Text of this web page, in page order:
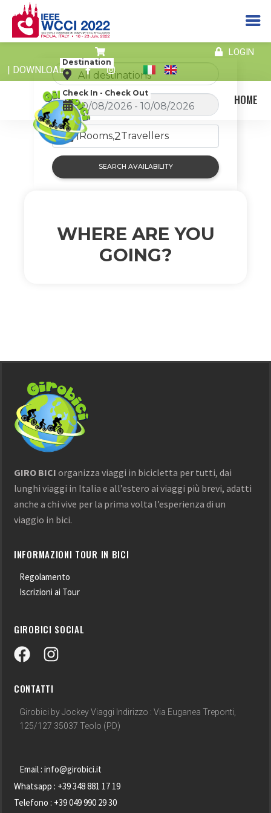
to
content
LOGIN
| DOWNLOAD
HOME
Destination
Check In - Check Out
1Rooms,2Travellers
SEARCH AVAILABILITY
WHERE ARE YOU
GOING?
GIRO BICI organizza viaggi in bicicletta per tutti, dai
lunghi viaggi in Italia e all’estero ai viaggi più brevi, adatti
anche a chi vive per la prima volta l’esperienza di un
viaggio in bici.
INFORMAZIONI TOUR IN BICI
Regolamento
Iscrizioni ai Tour
GIROBICI SOCIAL
CONTATTI
Girobici by Jockey Viaggi Indirizzo : Via Euganea Treponti,
125/127 35037 Teolo (PD)
Email : info@girobici.it
Whatsapp : +39 348 881 17 19
Telefono : +39 049 990 29 30